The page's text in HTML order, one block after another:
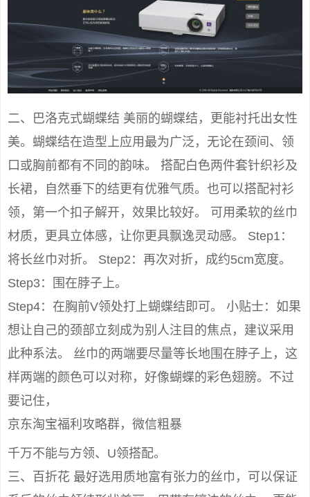
二、巴洛克式蝴蝶结 美丽的蝴蝶结，更能衬托出女性
美。蝴蝶结在造型上应用最为广泛，无论在颈间、领
口或胸前都有不同的韵味。 搭配白色两件套针织衫及
长裙，自然垂下的结更有优雅气质。也可以搭配衬衫
领，第一个扣子解开，效果比较好。 可用柔软的丝巾
材质，更具立体感，让你更具飘逸灵动感。 Step1：
将长丝巾对折。 Step2：再次对折，成约5cm宽度。
Step3：围在脖子上。
Step4：在胸前V领处打上蝴蝶结即可。 小贴士：如果
想让自己的颈部立刻成为别人注目的焦点，建议采用
此种系法。 丝巾的两端要尽量等长地围在脖子上，这
样两端的颜色可以对称，好像蝴蝶的彩色翅膀。不过
要记住，
京东淘宝福利攻略群，微信粗暴
千万不能与方领、U领搭配。
三、百折花 最好选用质地富有张力的丝巾，可以保证